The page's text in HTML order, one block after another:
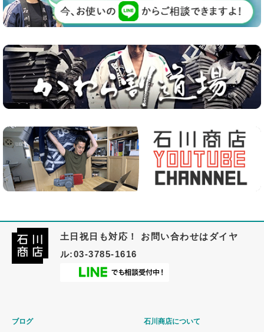
土日祝日も対応！ お問い合わせはダイヤ
ル:03-3785-1616
ブログ
石川商店について